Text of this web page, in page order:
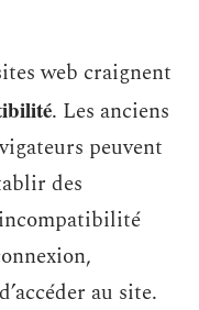
web craignent
. Les anciens
peuvent
des
au site.